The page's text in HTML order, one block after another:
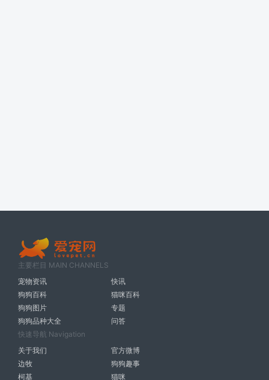
主要栏目 MAIN CHANNELS
宠物资讯
快讯
狗狗百科
猫咪百科
狗狗图片
专题
狗狗品种大全
问答
快速导航 Navigation
关于我们
官方微博
边牧
狗狗趣事
柯基
猫咪